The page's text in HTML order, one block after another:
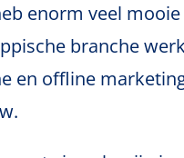
enorm veel
branche
en offline